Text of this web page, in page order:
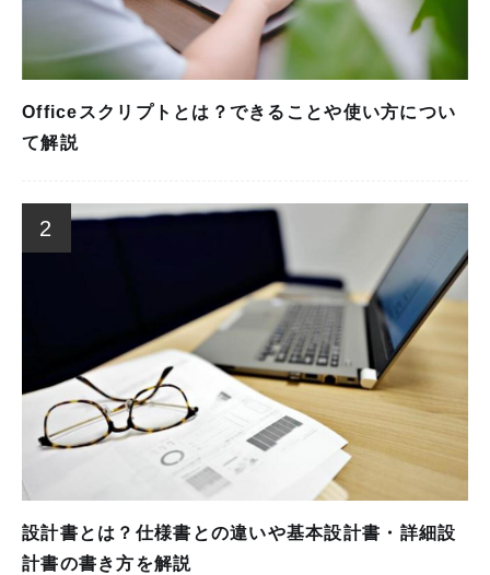
Officeスクリプトとは？できることや使い方につい
て解説
2
設計書とは？仕様書との違いや基本設計書・詳細設
計書の書き方を解説